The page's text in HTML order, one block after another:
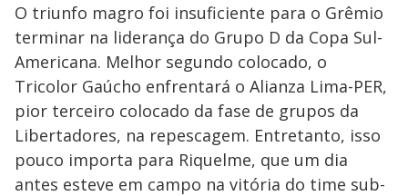
O triunfo magro foi insuficiente para o Grêmio
terminar na liderança do Grupo D da Copa Sul-
Americana. Melhor segundo colocado, o
Tricolor Gaúcho enfrentará o Alianza Lima-PER,
pior terceiro colocado da fase de grupos da
Libertadores, na repescagem. Entretanto, isso
pouco importa para Riquelme, que um dia
antes esteve em campo na vitória do time sub-